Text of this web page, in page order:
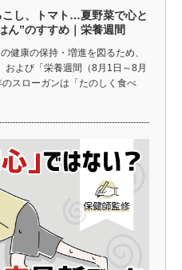
こし、トマト…夏野菜で心と
ん”のすすめ｜栄養週間
健康の保持・増進を図るため、
よび「栄養週間（8月1日～8月
スローガンは「たのしく食べ